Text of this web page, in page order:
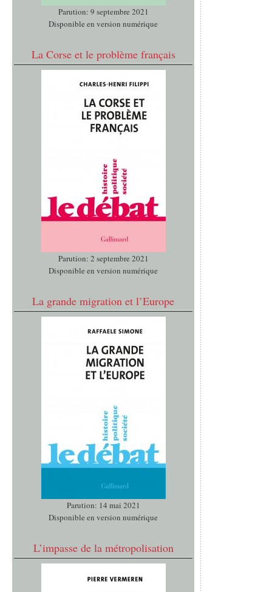
Parution: 9 septembre 2021
Disponible en version numérique
La Corse et le problème français
Parution: 2 septembre 2021
Disponible en version numérique
La grande migration et l’Europe
Parution: 14 mai 2021
Disponible en version numérique
L’impasse de la métropolisation